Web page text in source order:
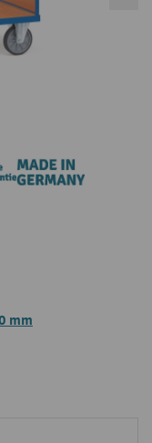
mm